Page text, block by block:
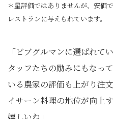
＊星評価ではありませんが、安価
レストランに与えられています。
「ビブグルマンに選ばれて
タッフたちの励みにもなっ
いる農家の評価も上がり注
イサーン料理の地位が向上